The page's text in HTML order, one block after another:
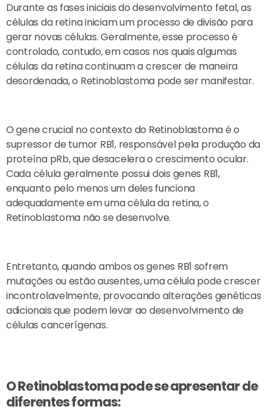
Durante as fases iniciais do desenvolvimento fetal, as
células da retina iniciam um processo de divisão para
gerar novas células. Geralmente, esse processo é
controlado, contudo, em casos nos quais algumas
células da retina continuam a crescer de maneira
desordenada, o Retinoblastoma pode ser manifestar.
O gene crucial no contexto do Retinoblastoma é o
supressor de tumor RB1, responsável pela produção da
proteína pRb, que desacelera o crescimento ocular.
Cada célula geralmente possui dois genes RB1,
enquanto pelo menos um deles funciona
adequadamente em uma célula da retina, o
Retinoblastoma não se desenvolve.
Entretanto, quando ambos os genes RB1 sofrem
mutações ou estão ausentes, uma célula pode crescer
incontrolavelmente, provocando alterações genéticas
adicionais que podem levar ao desenvolvimento de
células cancerígenas.
O Retinoblastoma pode se apresentar de
diferentes formas: